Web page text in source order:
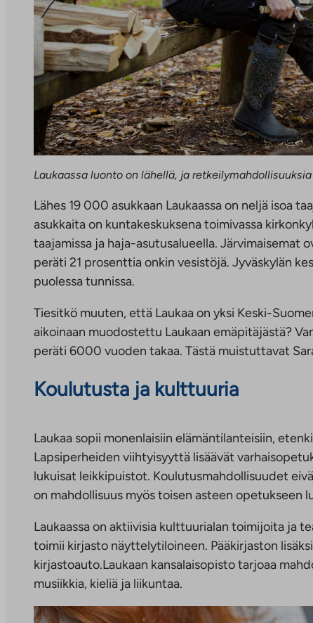
Laukaassa luonto on lähellä, ja
Lähes 19 000 asukkaan Laukaassa on neljä isoa
asukkaita on kuntakeskuksena toimivassa
taajamissa ja haja-asutusalueella. Järvimaisemat
peräti 21 prosenttia onkin vesistöjä. Jyväskylän
puolessa tunnissa.
Tiesitkö muuten, että Laukaa on yksi Keski-
aikoinaan muodostettu Laukaan emäpitäjästä?
peräti 6000 vuoden takaa. Tästä muistuttavat
Koulutusta ja kulttuuria
Laukaa sopii monenlaisiin elämäntilanteisiin,
Lapsiperheiden viihtyisyyttä lisäävät
lukuisat leikkipuistot. Koulutusmahdollisuudet
on mahdollisuus myös toisen asteen opetukseen
Laukaassa on aktiivisia kulttuurialan toimijoita ja
toimii kirjasto näyttelytiloineen. Pääkirjaston
kirjastoauto.Laukaan kansalaisopisto tarjoaa
musiikkia, kieliä ja liikuntaa.